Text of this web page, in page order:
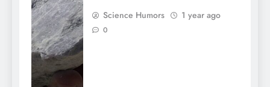
Science Humors 1 year ago
0